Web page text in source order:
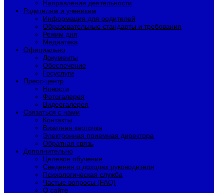
Направления деятельности
Родителям и ученикам
Информация для родителей
Образовательные стандарты и требования
Режим дня
Медиатека
Официально
Документы
Обеспечение
Госуслуги
Пресс-центр
Новости
Фотогалерея
Видеогалерея
Связаться с нами
Контакты
Визитная карточка
Электронная приемная директора
Обратная связь
Дополнительно
Целевое обучение
Сведения о доходах руководителя
Психологическая служба
Частые вопросы (FAQ)
О сайте